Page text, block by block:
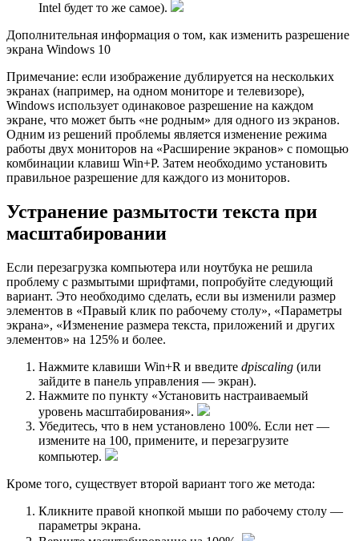
Intel будет то же самое).
Дополнительная информация о том, как изменить разрешение
экрана Windows 10
Примечание: если изображение дублируется на нескольких
экранах (например, на одном мониторе и телевизоре),
Windows использует одинаковое разрешение на каждом
экране, что может быть «не родным» для одного из экранов.
Одним из решений проблемы является изменение режима
работы двух мониторов на «Расширение экранов» с помощью
комбинации клавиш Win+P. Затем необходимо установить
правильное разрешение для каждого из мониторов.
Устранение размытости текста при
масштабировании
Если перезагрузка компьютера или ноутбука не решила
проблему с размытыми шрифтами, попробуйте следующий
вариант. Это необходимо сделать, если вы изменили размер
элементов в «Правый клик по рабочему столу», «Параметры
экрана», «Изменение размера текста, приложений и других
элементов» на 125% и более.
Нажмите клавиши Win+R и введите dpiscaling (или
зайдите в панель управления — экран).
Нажмите по пункту «Установить настраиваемый
уровень масштабирования».
Убедитесь, что в нем установлено 100%. Если нет —
измените на 100, примените, и перезагрузите
компьютер.
Кроме того, существует второй вариант того же метода:
Кликните правой кнопкой мыши по рабочему столу —
параметры экрана.